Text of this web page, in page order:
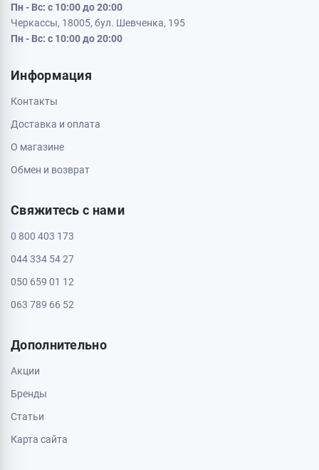
Кременчуг, 39600, ул. Соборная 9/16
Пн - Вс: с 10:00 до 20:00
Кривой Рог, 50000, проспект Металлургов 33
Кропивницкий, 25006, ул. Большая Перспективная 48
Полтава, 36000, ул. Небесной Сотни 2
Пн - Вс: с 10:00 до 20:00
ТРЦ Депот, 2 этаж
Черкассы, 18005, бул. Шевченка, 195
Информация
Контакты
Доставка и оплата
Обмен и возврат
Свяжитесь с нами
0 800 403 173
044 334 54 27